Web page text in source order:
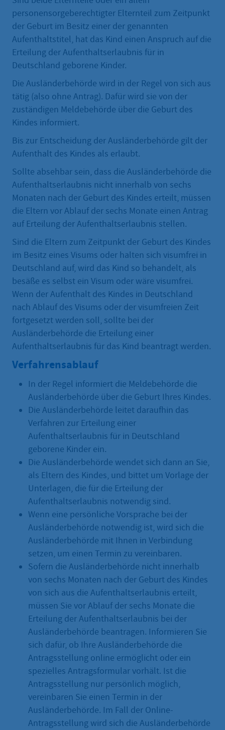
personensorgeberechtigter Elternteil zum Zeitpunkt
der Geburt im Besitz einer der genannten
Aufenthaltstitel, hat das Kind einen Anspruch auf die
Erteilung der Aufenthaltserlaubnis für in
Deutschland geborene Kinder.
Die Ausländerbehörde wird in der Regel von sich aus
tätig (also ohne Antrag). Dafür wird sie von der
zuständigen Meldebehörde über die Geburt des
Kindes informiert.
Bis zur Entscheidung der Ausländerbehörde gilt der
Aufenthalt des Kindes als erlaubt.
Sollte absehbar sein, dass die Ausländerbehörde die
Aufenthaltserlaubnis nicht innerhalb von sechs
Monaten nach der Geburt des Kindes erteilt, müssen
die Eltern vor Ablauf der sechs Monate einen Antrag
auf Erteilung der Aufenthaltserlaubnis stellen.
Sind die Eltern zum Zeitpunkt der Geburt des Kindes
im Besitz eines Visums oder halten sich visumfrei in
Deutschland auf, wird das Kind so behandelt, als
besäße es selbst ein Visum oder wäre visumfrei.
Wenn der Aufenthalt des Kindes in Deutschland
nach Ablauf des Visums oder der visumfreien Zeit
fortgesetzt werden soll, sollte bei der
Ausländerbehörde die Erteilung einer
Aufenthaltserlaubnis für das Kind beantragt werden.
Verfahrensablauf
In der Regel informiert die Meldebehörde die
Ausländerbehörde über die Geburt Ihres Kindes.
Die Ausländerbehörde leitet daraufhin das
Verfahren zur Erteilung einer
Aufenthaltserlaubnis für in Deutschland
geborene Kinder ein.
Die Ausländerbehörde wendet sich dann an Sie,
als Eltern des Kindes, und bittet um Vorlage der
Unterlagen, die für die Erteilung der
Aufenthaltserlaubnis notwendig sind.
Wenn eine persönliche Vorsprache bei der
Ausländerbehörde notwendig ist, wird sich die
Ausländerbehörde mit Ihnen in Verbindung
setzen, um einen Termin zu vereinbaren.
Sofern die Ausländerbehörde nicht innerhalb
von sechs Monaten nach der Geburt des Kindes
von sich aus die Aufenthaltserlaubnis erteilt,
müssen Sie vor Ablauf der sechs Monate die
Erteilung der Aufenthaltserlaubnis bei der
Ausländerbehörde beantragen. Informieren Sie
sich dafür, ob Ihre Ausländerbehörde die
Antragsstellung online ermöglicht oder ein
spezielles Antragsformular vorhält. Ist die
Antragsstellung nur persönlich möglich,
vereinbaren Sie einen Termin in der
Ausländerbehörde. Im Fall der Online-
Antragsstellung wird sich die Ausländerbehörde